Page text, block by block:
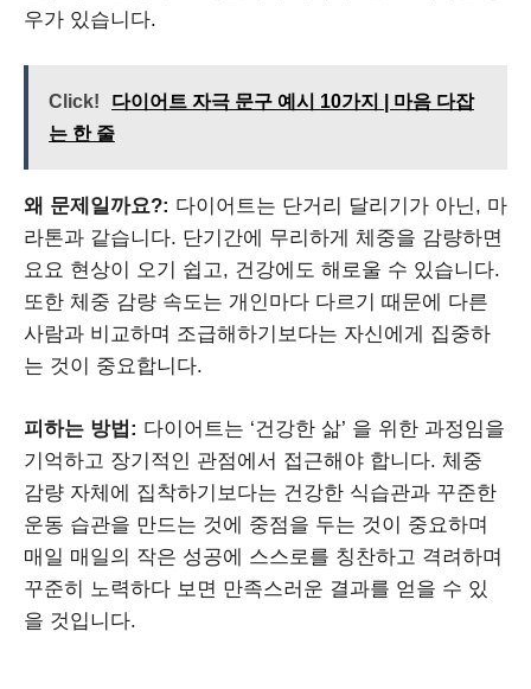
우가 있습니다.
Click!
다이어트 자극 문구 예시 10가지 | 마음 다잡
는 한 줄
왜 문제일까요?: 다이어트는 단거리 달리기가 아닌, 마
라톤과 같습니다. 단기간에 무리하게 체중을 감량하면
요요 현상이 오기 쉽고, 건강에도 해로울 수 있습니다.
또한 체중 감량 속도는 개인마다 다르기 때문에 다른
사람과 비교하며 조급해하기보다는 자신에게 집중하
는 것이 중요합니다.
피하는 방법: 다이어트는 ‘건강한 삶’ 을 위한 과정임을
기억하고 장기적인 관점에서 접근해야 합니다. 체중
감량 자체에 집착하기보다는 건강한 식습관과 꾸준한
운동 습관을 만드는 것에 중점을 두는 것이 중요하며
매일 매일의 작은 성공에 스스로를 칭찬하고 격려하며
꾸준히 노력하다 보면 만족스러운 결과를 얻을 수 있
을 것입니다.